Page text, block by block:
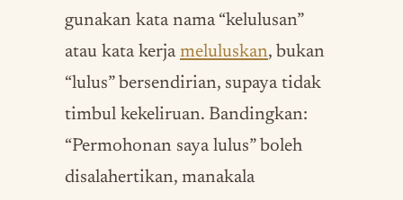
gunakan kata nama “kelulusan”
atau kata kerja meluluskan, bukan
“lulus” bersendirian, supaya tidak
timbul kekeliruan. Bandingkan:
“Permohonan saya lulus” boleh
disalahertikan, manakala